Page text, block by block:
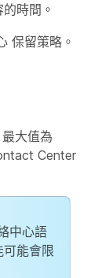
時間。
保留策略。
大值為
Center
中心語
能會限